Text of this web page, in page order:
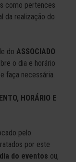
como pertences
da realização do
do ASSOCIADO
o dia e horário
faça necessária.
HORÁRIO E
pelo
por este
do eventos ou,